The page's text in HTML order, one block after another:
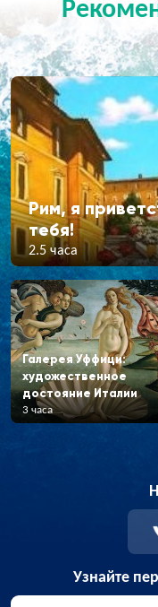
Рим, я
тебя!
2.5 часа
Галерея Уффици:
художественное
достояние Италии
3 часа
Узнайте